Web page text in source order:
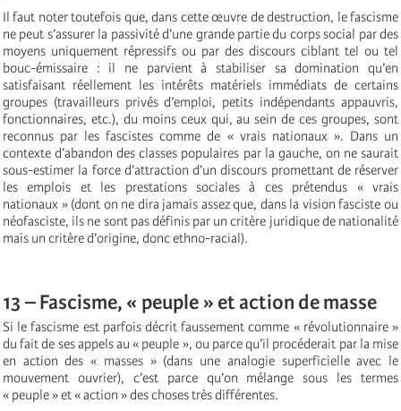
Il faut noter toutefois que, dans cette œuvre de destruction, le fascisme
ne peut s’assurer la passivité d’une grande partie du corps social par des
moyens uniquement répressifs ou par des discours ciblant tel ou tel
bouc-émissaire : il ne parvient à stabiliser sa domination qu’en
satisfaisant réellement les intérêts matériels immédiats de certains
groupes (travailleurs privés d’emploi, petits indépendants appauvris,
fonctionnaires, etc.), du moins ceux qui, au sein de ces groupes, sont
reconnus par les fascistes comme de « vrais nationaux ». Dans un
contexte d’abandon des classes populaires par la gauche, on ne saurait
sous-estimer la force d’attraction d’un discours promettant de réserver
les emplois et les prestations sociales à ces prétendus « vrais
nationaux » (dont on ne dira jamais assez que, dans la vision fasciste ou
néofasciste, ils ne sont pas définis par un critère juridique de nationalité
mais un critère d’origine, donc ethno-racial).
13 – Fascisme, « peuple » et action de masse
Si le fascisme est parfois décrit faussement comme « révolutionnaire »
du fait de ses appels au « peuple », ou parce qu’il procéderait par la mise
en action des « masses » (dans une analogie superficielle avec le
mouvement ouvrier), c’est parce qu’on mélange sous les termes
« peuple » et « action » des choses très différentes.